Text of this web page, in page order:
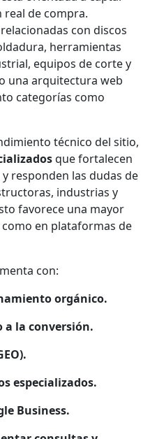
de compra.
con discos
herramientas
equipos de corte y
una arquitectura web
categorías como
técnico del sitio,
que fortalecen
responden las dudas de
industrias y
favorece una mayor
en plataformas de
con:
orgánico.
a la conversión.
especializados.
Business.